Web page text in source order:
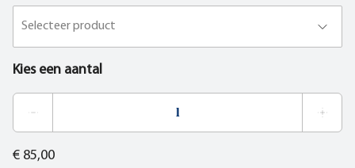
Selecteer product
Kies een aantal
€ 85,00